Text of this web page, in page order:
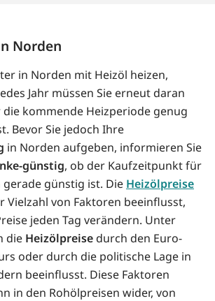
Norden
in Norden mit Heizöl heizen,
Jahr müssen Sie erneut daran
kommende Heizperiode genug
Bevor Sie jedoch Ihre
in Norden aufgeben, informieren Sie
günstig, ob der Kaufzeitpunkt für
günstig ist. Die Heizölpreise
Vielzahl von Faktoren beeinflusst,
jeden Tag verändern. Unter
die Heizölpreise durch den Euro-
oder durch die politische Lage in
beeinflusst. Diese Faktoren
in den Rohölpreisen wider, von